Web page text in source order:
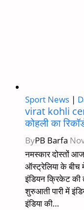
Sport News |
virat kohli
कोहली का
ByPB Barfa
नमस्कार दोस्तों
ऑस्ट्रेलिया के बीच
इंडियन क्रिकेट
शुरुआती पारी में
इंडिया की…